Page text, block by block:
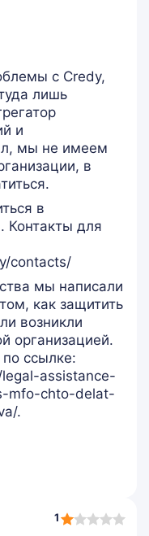
с Credy,
лишь
и
мы не имеем
в
в
Контакты для
contacts/
мы написали
как защитить
возникли
организацией.
ссылке:
assistance-
mfo-chto-delat-
.
1
1,0